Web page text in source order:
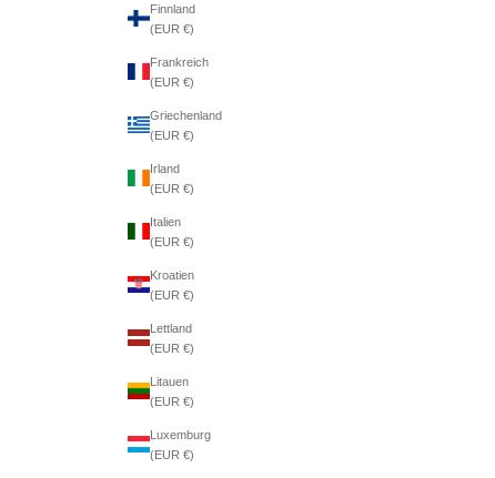
Finnland
(EUR €)
Frankreich
(EUR €)
Griechenland
(EUR €)
Irland
(EUR €)
Italien
(EUR €)
Kroatien
(EUR €)
Lettland
(EUR €)
Litauen
(EUR €)
Luxemburg
(EUR €)